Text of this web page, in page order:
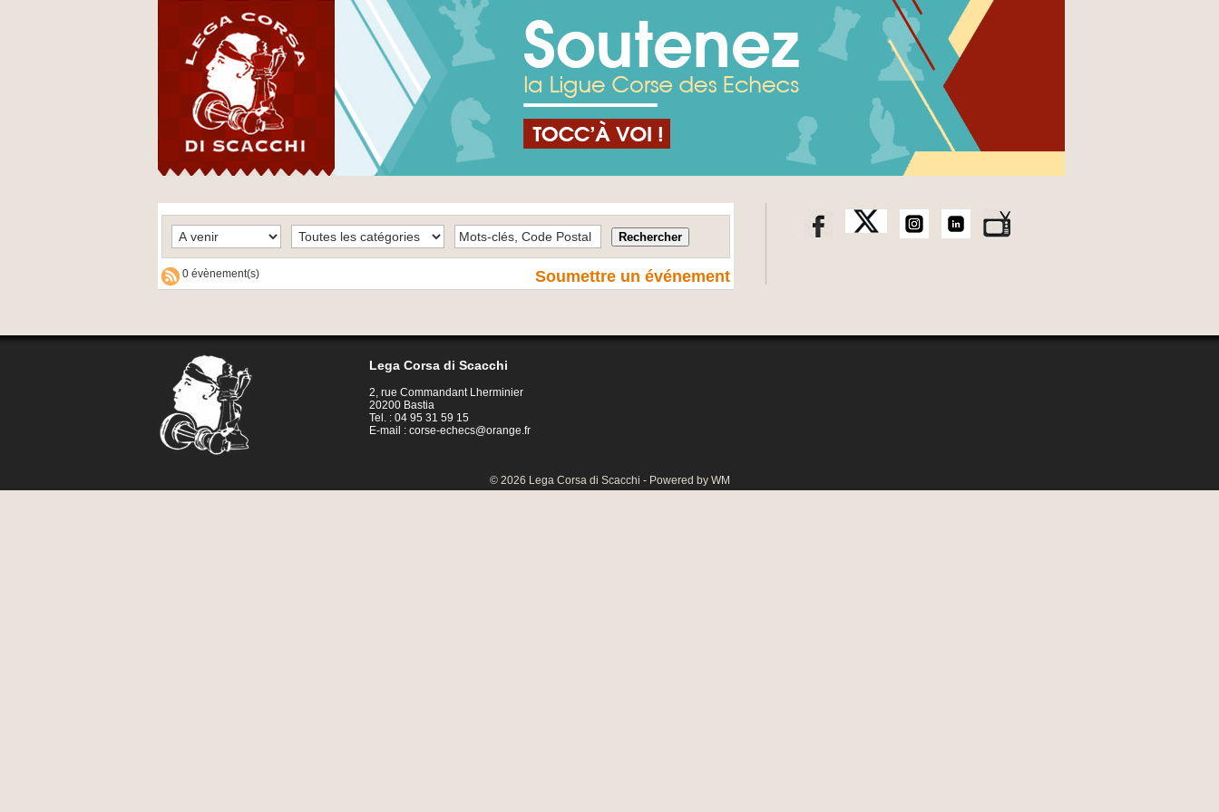
0 évènement(s) Soumettre un événement
Lega Corsa di Scacchi
2, rue Commandant Lherminier
20200 Bastia
Tel. : 04 95 31 59 15
E-mail : corse-echecs@orange.fr
© 2026 Lega Corsa di Scacchi - Powered by WM